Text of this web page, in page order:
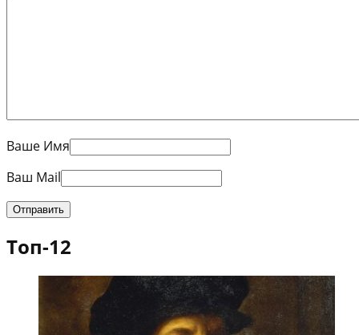
Ваше Имя
Ваш Mail
Топ-12